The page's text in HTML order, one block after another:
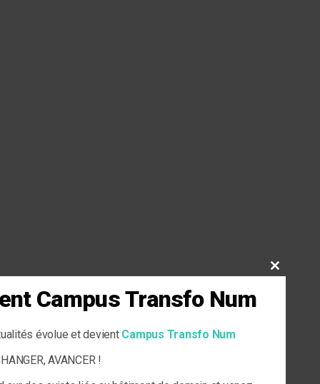
CLOSE
Campus Transfo Num
évolue et devient Campus Transfo Num
AVANCER !